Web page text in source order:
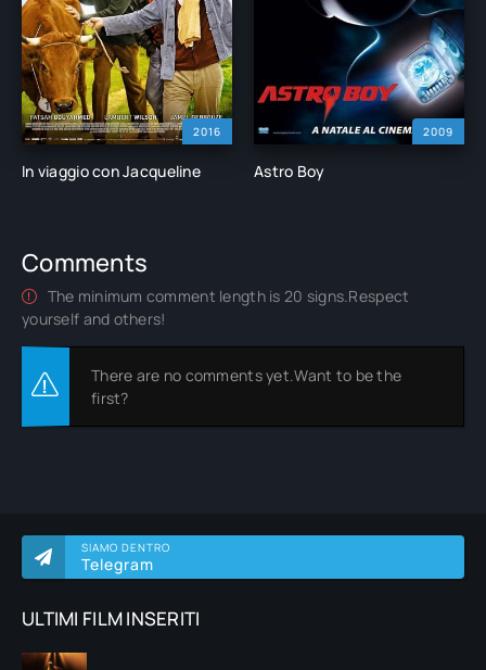
SIAMO DENTRO
Telegram
ULTIMI FILM INSERITI
2016
In viaggio con Jacqueline
2009
Astro Boy
Comments
The minimum comment length is 20 signs.Respect
yourself and others!
There are no comments yet.Want to be the
first?